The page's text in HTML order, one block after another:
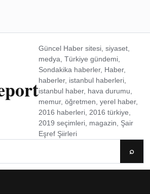
Güncel Haber sitesi, siyaset,
medya, Türkiye gündemi,
Sondakika haberler, Haber,
haberler, istanbul haberleri,
istanbul haber, hava durumu,
memur, öğretmen, yerel haber,
2016 haberleri, 2016 türkiye,
2019 seçimleri, magazin, Şair
Eşref Şiirleri
⌕